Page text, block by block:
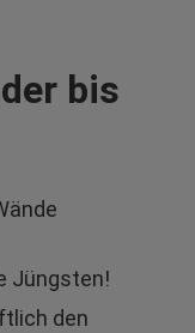
bis
Jüngsten!
den